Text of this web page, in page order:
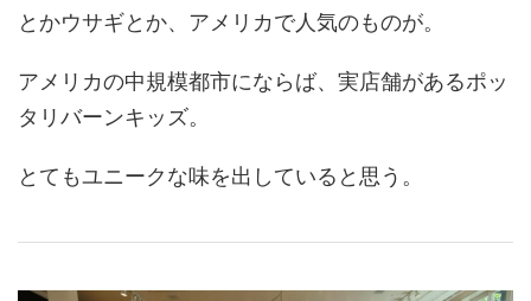
とかウサギとか、アメリカで人気のものが。
アメリカの中規模都市にならば、実店舗があるポッ
タリバーンキッズ。
とてもユニークな味を出していると思う。